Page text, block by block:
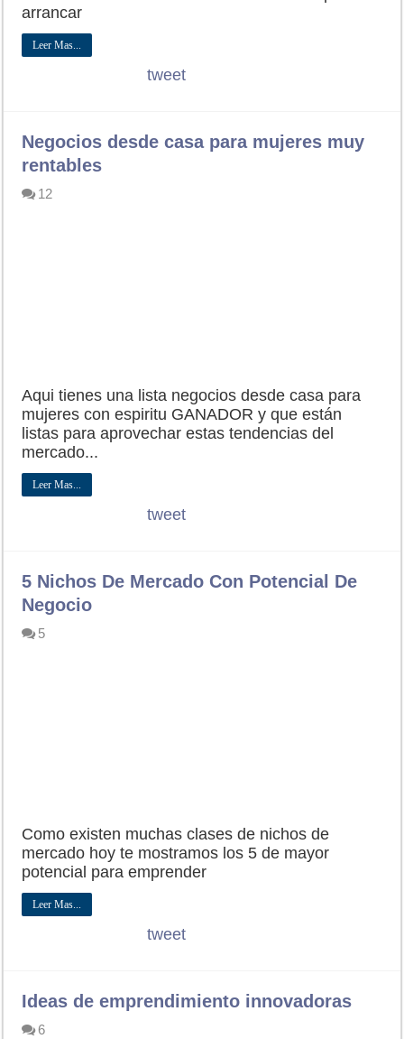
arrancar
Leer Mas...
tweet
Negocios desde casa para mujeres muy
rentables
12
Aqui tienes una lista negocios desde casa para
mujeres con espiritu GANADOR y que están
listas para aprovechar estas tendencias del
mercado...
Leer Mas...
tweet
5 Nichos De Mercado Con Potencial De
Negocio
5
Como existen muchas clases de nichos de
mercado hoy te mostramos los 5 de mayor
potencial para emprender
Leer Mas...
tweet
Ideas de emprendimiento innovadoras
6